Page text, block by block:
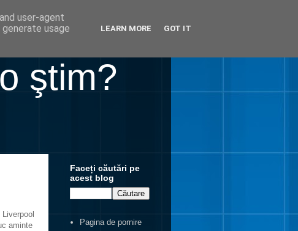
ştim?
aminte
Faceți căutări pe
acest blog
Pagina de pornire
user-agent
usage
LEARN MORE GOT IT